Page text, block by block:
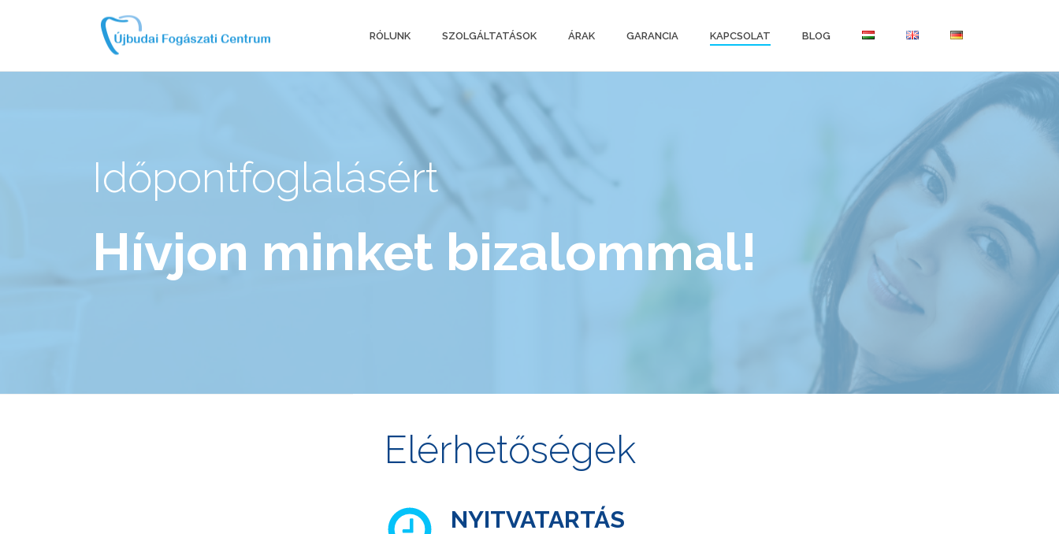
RÓLUNK SZOLGÁLTATÁSOK ÁRAK GARANCIA KAPCSOLAT BLOG
Időpontfoglalásért
Hívjon minket bizalommal!
Elérhetőségek
NYITVATARTÁS